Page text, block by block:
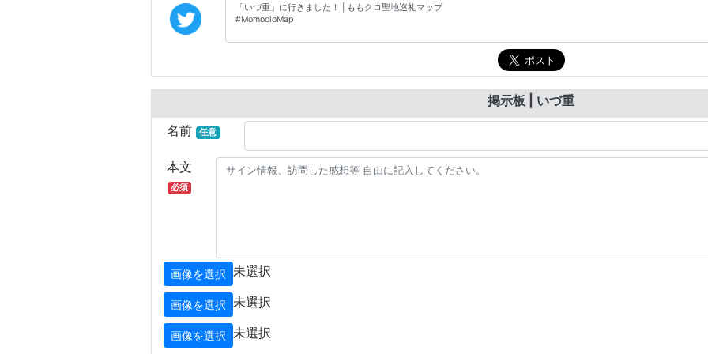
掲示板 | いづ重
名前
任意
本文
必須
画像を選択 未選択
画像を選択 未選択
画像を選択 未選択